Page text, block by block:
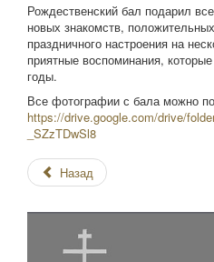
Рождественский бал подарил
новых знакомств,
праздничного настроения на
приятные воспоминания,
годы.
Все фотографии с бала можно
https://drive.google.com/drive/
_SZzTDwSl8
Назад